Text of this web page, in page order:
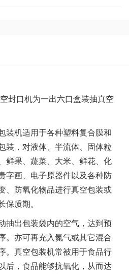
口机为一出六口盒装抽真空
机适用于各种塑料复合膜和
装，对液体、半流体、固体粒
鲜果、蔬菜、大米、鲜花、化
字画、电子原器件以及各种防
、防氧化物品进行真空包装或
质期。
出包装袋内的空气，达到预
。亦可再充入氮气或其它混合
。真空包装机常被用于食品行
后，食品能够抗氧化，从而达